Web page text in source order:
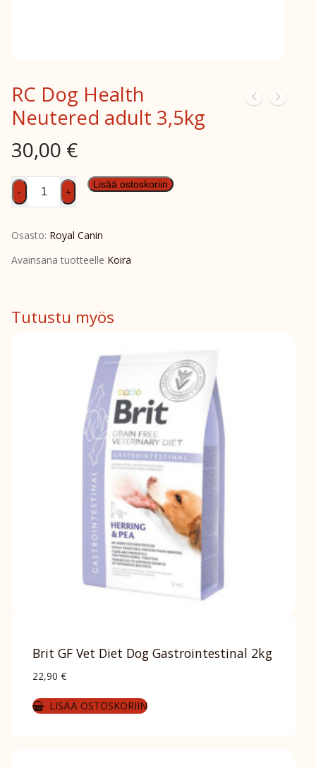
RC Dog Health
Neutered adult 3,5kg
30,00 €
RC
Dog
Neutered
adult
- +
Lisää ostoskoriin
Osasto: Royal Canin
Avainsana tuotteelle Koira
Tutustu myös
Brit GF Vet Diet Dog Gastrointestinal 2kg
22,90 €
LISÄÄ OSTOSKORIIN